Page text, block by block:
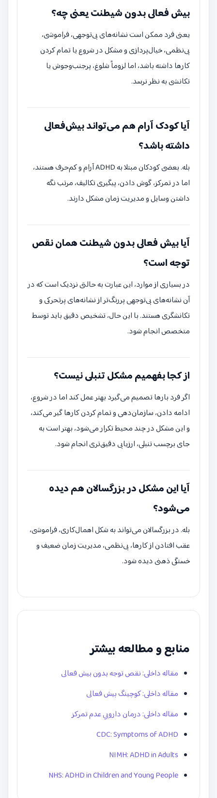
بیش فعالی بدون شیطنت یعنی چه؟
یعنی فرد ممکن است نشانه‌های بی‌توجهی، فراموشی،
بی‌نظمی، خیال‌پردازی و مشکل در شروع یا تمام کردن
کارها داشته باشد، اما لزوماً شلوغ، پرجنب‌وجوش یا
تکانشی به نظر نرسد.
آیا کودک آرام هم می‌تواند بیش‌فعالی
داشته باشد؟
بله. بعضی کودکان مبتلا به ADHD آرام و کم‌حرف هستند،
اما در تمرکز، گوش دادن، پیگیری تکالیف، مرتب نگه
داشتن وسایل و مدیریت زمان مشکل دارند.
آیا بیش فعالی بدون شیطنت همان نقص
توجه است؟
در بسیاری از موارد، این عبارت به حالتی نزدیک است که در
آن نشانه‌های بی‌توجهی پررنگ‌تر از نشانه‌های پرتحرکی و
تکانشگری هستند. با این حال، تشخیص دقیق باید توسط
متخصص انجام شود.
از کجا بفهمیم مشکل تنبلی نیست؟
اگر فرد بارها تصمیم می‌گیرد بهتر عمل کند اما در شروع،
ادامه دادن، سازمان‌دهی و تمام کردن کارها گیر می‌کند،
و این مشکل در چند محیط تکرار می‌شود، بهتر است به
جای برچسب تنبلی، ارزیابی دقیق‌تری انجام شود.
آیا این مشکل در بزرگسالان هم دیده
می‌شود؟
بله. در بزرگسالان می‌تواند به شکل اهمال‌کاری، فراموشی،
عقب افتادن از کارها، بی‌نظمی، مدیریت زمان ضعیف و
خستگی ذهنی دیده شود.
منابع و مطالعه بیشتر
مقاله داخلی: نقص توجه بدون بیش فعالی
مقاله داخلی: کوچینگ بیش فعالی
مقاله داخلی: درمان دارویی عدم تمرکز
CDC: Symptoms of ADHD
NIMH: ADHD in Adults
NHS: ADHD in Children and Young People